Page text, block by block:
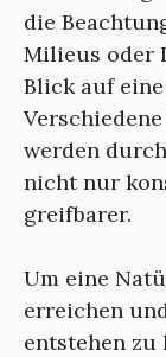
die
Milieus oder
Blick auf
werden
nicht nur
greifbarer.
Um eine
erreichen
entstehen zu